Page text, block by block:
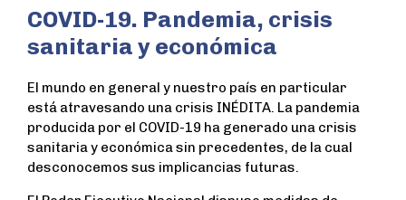
c
e
o
o
k
i
t
e
r
a
t
A
p
p
a
r
e
COVID-19. Pandemia, crisis
sanitaria y económica
El mundo en general y nuestro país en particular
está atravesando una crisis INÉDITA. La pandemia
producida por el COVID-19 ha generado una crisis
sanitaria y económica sin precedentes, de la cual
desconocemos sus implicancias futuras.